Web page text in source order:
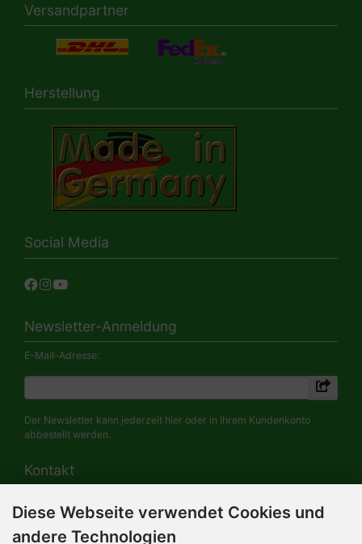
Versandpartner
Herstellung
Social Media
Newsletter-Anmeldung
E-Mail-Adresse:
Der Newsletter kann jederzeit hier oder in Ihrem Kundenkonto
abbestellt werden.
Kontakt
HERMANN-Spielwaren GmbH
Werksverkauf / Postadresse:
Im Grund 9-11
Diese Webseite verwendet Cookies und
andere Technologien